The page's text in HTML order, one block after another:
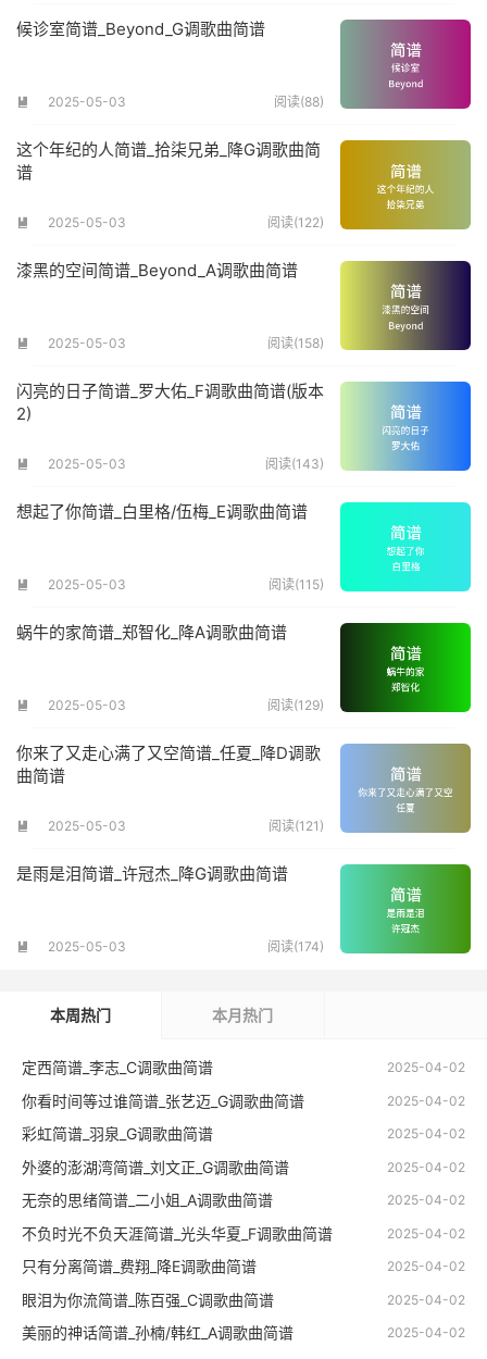
候诊室简谱_Beyond_G调歌曲简谱
 2025-05-03 阅读(88)
这个年纪的人简谱_拾柒兄弟_降G调歌曲简
谱
 2025-05-03 阅读(122)
漆黑的空间简谱_Beyond_A调歌曲简谱
 2025-05-03 阅读(158)
闪亮的日子简谱_罗大佑_F调歌曲简谱(版本
2)
 2025-05-03 阅读(143)
想起了你简谱_白里格/伍梅_E调歌曲简谱
 2025-05-03 阅读(115)
蜗牛的家简谱_郑智化_降A调歌曲简谱
 2025-05-03 阅读(129)
你来了又走心满了又空简谱_任夏_降D调歌
曲简谱
 2025-05-03 阅读(121)
是雨是泪简谱_许冠杰_降G调歌曲简谱
 2025-05-03 阅读(174)
本周热门 本月热门
2025-04-02
定西简谱_李志_C调歌曲简谱
2025-04-02
你看时间等过谁简谱_张艺迈_G调歌曲简谱
2025-04-02
彩虹简谱_羽泉_G调歌曲简谱
2025-04-02
外婆的澎湖湾简谱_刘文正_G调歌曲简谱
2025-04-02
无奈的思绪简谱_二小姐_A调歌曲简谱
2025-04-02
不负时光不负天涯简谱_光头华夏_F调歌曲简谱
2025-04-02
只有分离简谱_费翔_降E调歌曲简谱
2025-04-02
眼泪为你流简谱_陈百强_C调歌曲简谱
2025-04-02
美丽的神话简谱_孙楠/韩红_A调歌曲简谱